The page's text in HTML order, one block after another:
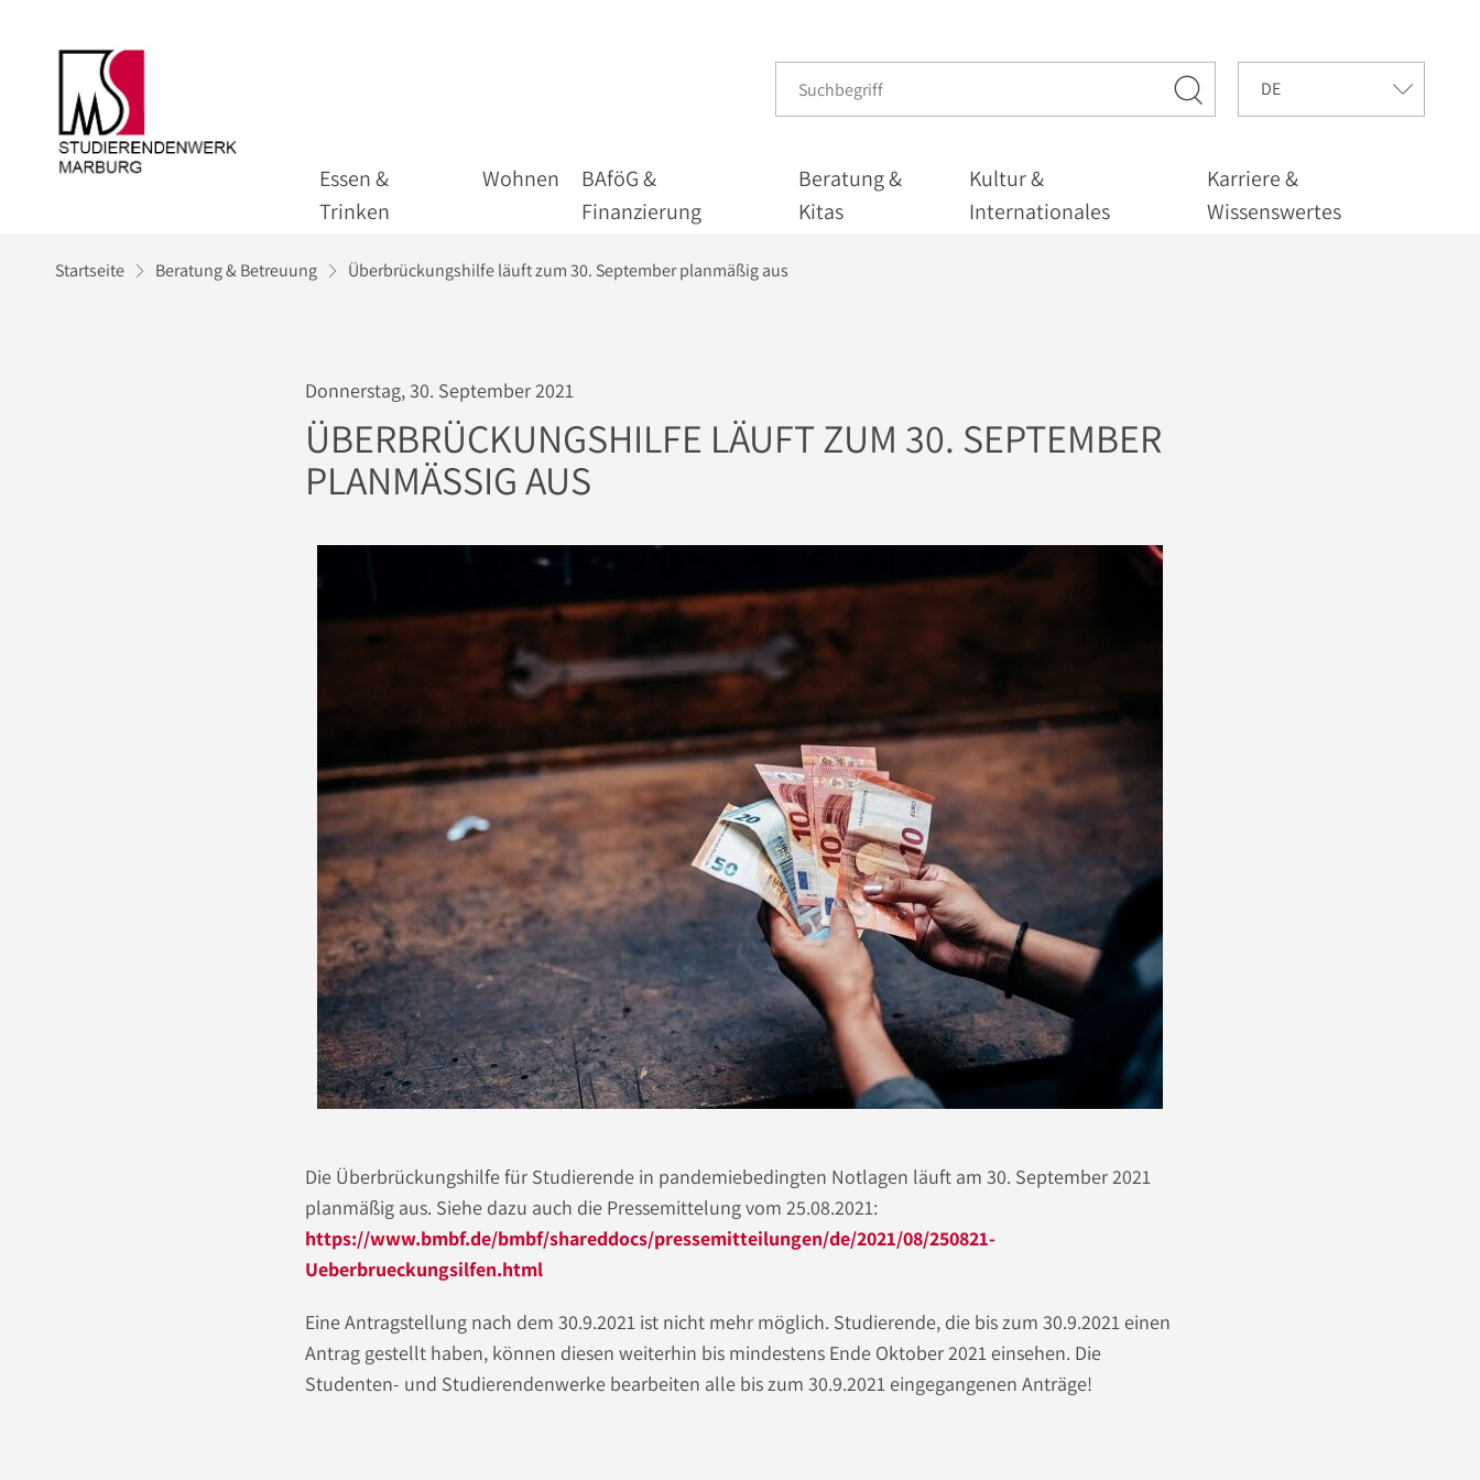
Essen &
Trinken
Wohnen
BAföG &
Finanzierung
Beratung &
Kitas
Kultur &
Internationales
Karriere &
Wissenswertes
Startseite Beratung & Betreuung Überbrückungshilfe läuft zum 30. September planmäßig aus
Donnerstag, 30. September 2021
ÜBERBRÜCKUNGSHILFE LÄUFT ZUM 30. SEPTEMBER
PLANMÄSSIG AUS
Die Überbrückungshilfe für Studierende in pandemiebedingten Notlagen läuft am 30. September 2021
planmäßig aus. Siehe dazu auch die Pressemittelung vom 25.08.2021:
https://www.bmbf.de/bmbf/shareddocs/pressemitteilungen/de/2021/08/250821-
Ueberbrueckungsilfen.html
Eine Antragstellung nach dem 30.9.2021 ist nicht mehr möglich. Studierende, die bis zum 30.9.2021 einen
Antrag gestellt haben, können diesen weiterhin bis mindestens Ende Oktober 2021 einsehen. Die
Studenten- und Studierendenwerke bearbeiten alle bis zum 30.9.2021 eingegangenen Anträge!